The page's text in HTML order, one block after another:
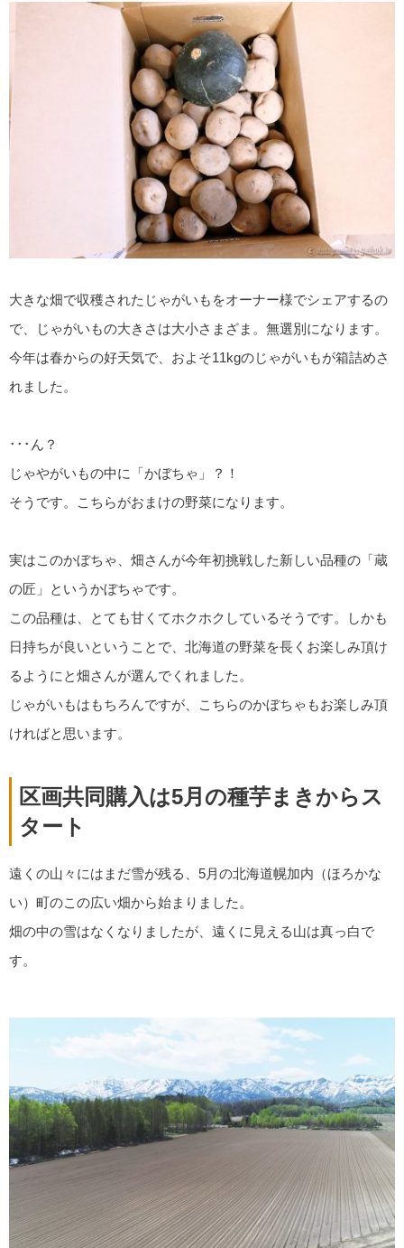
大きな畑で収穫されたじゃがいもをオーナー様でシェアするの
で、じゃがいもの大きさは大小さまざま。無選別になります。
今年は春からの好天気で、およそ11kgのじゃがいもが箱詰めさ
れました。
･･･ん？
じゃやがいもの中に「かぼちゃ」？！
そうです。こちらがおまけの野菜になります。
実はこのかぼちゃ、畑さんが今年初挑戦した新しい品種の「蔵
の匠」というかぼちゃです。
この品種は、とても甘くてホクホクしているそうです。しかも
日持ちが良いということで、北海道の野菜を長くお楽しみ頂け
るようにと畑さんが選んでくれました。
じゃがいもはもちろんですが、こちらのかぼちゃもお楽しみ頂
ければと思います。
区画共同購入は5月の種芋まきからス
タート
遠くの山々にはまだ雪が残る、5月の北海道幌加内（ほろかな
い）町のこの広い畑から始まりました。
畑の中の雪はなくなりましたが、遠くに見える山は真っ白で
す。